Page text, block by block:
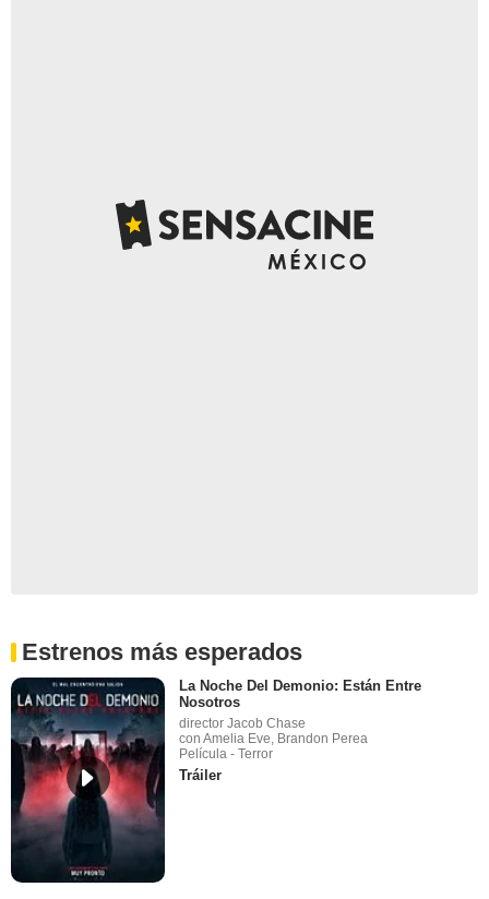
Estrenos más esperados
La Noche Del Demonio: Están Entre
Nosotros
director Jacob Chase
con Amelia Eve, Brandon Perea
Película - Terror
Tráiler